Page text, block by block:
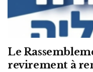
Le
revirement à